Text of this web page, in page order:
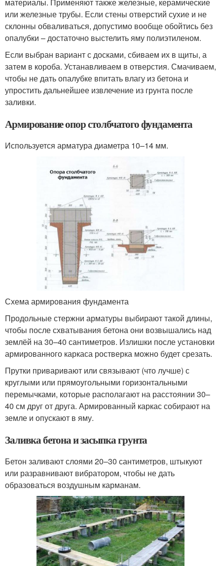
материалы. Применяют также железные, керамические
или железные трубы. Если стены отверстий сухие и не
склонны обваливаться, допустимо вообще обойтись без
опалубки – достаточно выстелить яму полиэтиленом.
Если выбран вариант с досками, сбиваем их в щиты, а
затем в короба. Устанавливаем в отверстия. Смачиваем,
чтобы не дать опалубке впитать влагу из бетона и
упростить дальнейшее извлечение из грунта после
заливки.
Армирование опор столбчатого фундамента
Используется арматура диаметра 10–14 мм.
Схема армирования фундамента
Продольные стержни арматуры выбирают такой длины,
чтобы после схватывания бетона они возвышались над
землёй на 30–40 сантиметров. Излишки после установки
армированного каркаса ростверка можно будет срезать.
Прутки приваривают или связывают (что лучше) с
круглыми или прямоугольными горизонтальными
перемычками, которые располагают на расстоянии 30–
40 см друг от друга. Армированный каркас собирают на
земле и опускают в яму.
Заливка бетона и засыпка грунта
Бетон заливают слоями 20–30 сантиметров, штыкуют
или разравнивают вибратором, чтобы не дать
образоваться воздушным карманам.